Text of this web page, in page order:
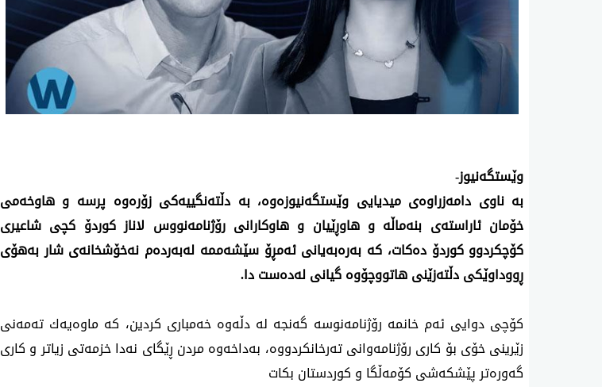
وێستگه‌نیوز-
به‌ ناوی دامه‌زراوه‌ی میدیایی وێستگه‌نیوزه‌وه‌، به‌ دڵته‌نگییه‌كی زۆره‌وه‌ پرسه‌ و هاوخه‌می
خۆمان ئاراسته‌ی بنه‌ماڵه‌ و هاوڕێیان و هاوكارانی رۆژنامه‌نووس لاناز كوردۆ كچی شاعیری
كۆچكردوو كوردۆ ده‌كات، كه‌ به‌ره‌به‌یانی ئه‌مڕۆ سێشه‌ممه‌ له‌به‌رده‌م نه‌خۆشخانه‌ی شار به‌هۆی
ڕووداوێكی دڵته‌زێنی هاتووچۆوه‌ گیانی له‌ده‌ست دا.
كۆچی دوایی ئه‌م خانمه‌ رۆژنامه‌نوسه‌ گه‌نجه‌ له‌ دڵه‌وه‌ خه‌مباری كردین، كه‌ ماوه‌یه‌ك ته‌مه‌نی
زێرینی خۆی بۆ كاری رۆژنامه‌وانی ته‌رخانكردووه‌، به‌داخه‌وه‌ مردن ڕێگای نه‌دا خزمه‌تی زیاتر و كاری
گه‌وره‌تر پێشكه‌شی كۆمه‌ڵگا و كوردستان بكات